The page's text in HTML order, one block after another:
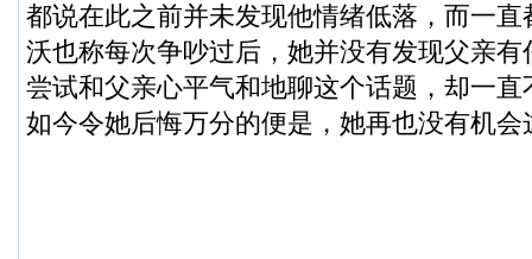
都说在此之前并未发现他情绪低落，而一
沃也称每次争吵过后，她并没有发现父亲
尝试和父亲心平气和地聊这个话题，却一
如今令她后悔万分的便是，她再也没有机会